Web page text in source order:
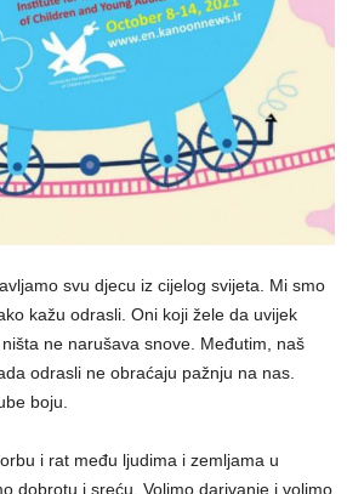
svu djecu iz cijelog svijeta. Mi smo
kažu odrasli. Oni koji žele da uvijek
ne narušava snove. Međutim, naš
odrasli ne obraćaju pažnju na nas.
boju.
i rat među ljudima i zemljama u
dobrotu i sreću. Volimo darivanje i volimo